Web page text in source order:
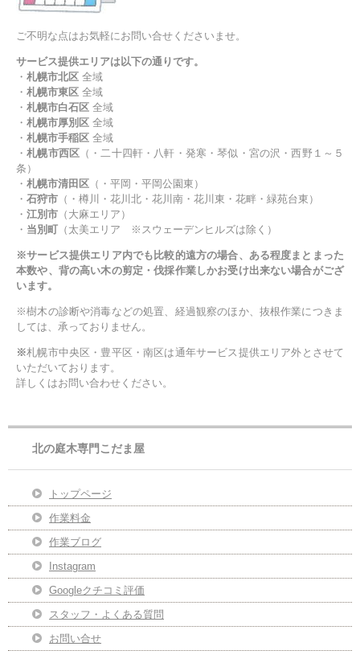
ご不明な点はお気軽にお問い合せくださいませ。
サービス提供エリアは以下の通りです。
・ 札幌市北区 全域
・ 札幌市東区 全域
・ 札幌市白石区 全域
・ 札幌市厚別区 全域
・ 札幌市手稲区 全域
・札幌市西区 （・二十四軒・八軒・発寒・琴似・宮の沢・西野１～５
条）
・ 札幌市清田区 （・平岡・平岡公園東）
・ 石狩市 （・樽川・花川北・花川南・花川東・花畔・緑苑台東）
・ 江別市 （大麻エリア）
・ 当別町 （太美エリア ※スウェーデンヒルズは除く）
※サービス提供エリア内でも比較的遠方の場合、ある程度まとまった
本数や、背の高い木の剪定・伐採作業しかお受け出来ない場合がござ
います。
※樹木の診断や消毒などの処置、経過観察のほか、抜根作業につきま
しては、承っておりません。
※札幌市中央区・豊平区・南区は通年サービス提供エリア外とさせて
いただいております。
詳しくはお問い合わせください。
北の庭木専門こだま屋
トップページ
作業料金
作業ブログ
Instagram
Googleクチコミ評価
スタッフ・よくある質問
お問い合せ